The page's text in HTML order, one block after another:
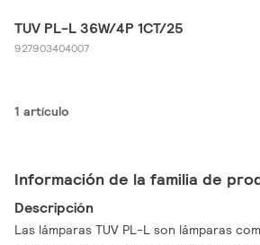
TUV PL-L 36W/4P 1CT/25
927903404007
1 artículo
Información de la familia de
Descripción
Las lámparas TUV PL-L son lámparas